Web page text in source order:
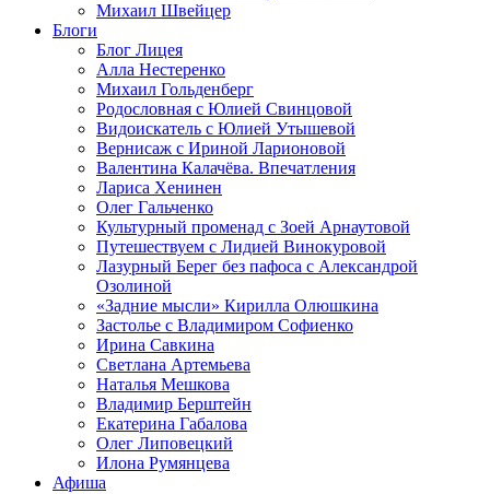
Михаил Швейцер
Блоги
Блог Лицея
Алла Нестеренко
Михаил Гольденберг
Родословная с Юлией Свинцовой
Видоискатель с Юлией Утышевой
Вернисаж с Ириной Ларионовой
Валентина Калачёва. Впечатления
Лариса Хенинен
Олег Гальченко
Культурный променад с Зоей Арнаутовой
Путешествуем с Лидией Винокуровой
Лазурный Берег без пафоса с Александрой
Озолиной
«Задние мысли» Кирилла Олюшкина
Застолье с Владимиром Софиенко
Ирина Савкина
Светлана Артемьева
Наталья Мешкова
Владимир Берштейн
Екатерина Габалова
Олег Липовецкий
Илона Румянцева
Афиша